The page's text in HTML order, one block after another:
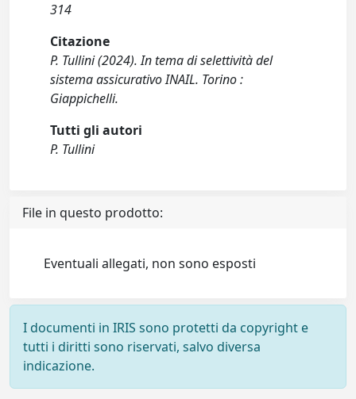
314
Citazione
P. Tullini (2024). In tema di selettività del
sistema assicurativo INAIL. Torino :
Giappichelli.
Tutti gli autori
P. Tullini
File in questo prodotto:
Eventuali allegati, non sono esposti
I documenti in IRIS sono protetti da copyright e
tutti i diritti sono riservati, salvo diversa
indicazione.